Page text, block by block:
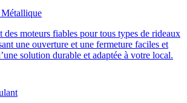
des moteurs fiables pour tous types de rideaux
une ouverture et une fermeture faciles et
solution durable et adaptée à votre local.